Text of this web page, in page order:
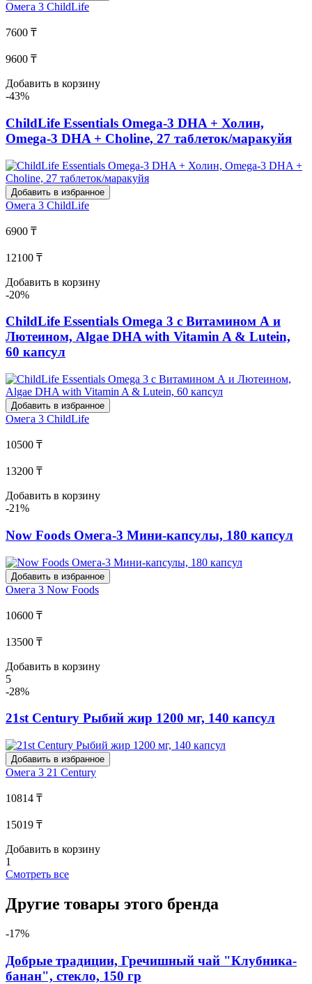
Омега 3 ChildLife
7600 ₸
9600 ₸
Добавить в корзину
-43%
ChildLife Essentials Omega-3 DHA + Холин,
Omega-3 DHA + Choline, 27 таблеток/маракуйя
Добавить в избранное
Омега 3 ChildLife
6900 ₸
12100 ₸
Добавить в корзину
-20%
ChildLife Essentials Omega 3 с Витамином А и
Лютеином, Algae DHA with Vitamin A & Lutein,
60 капсул
Добавить в избранное
Омега 3 ChildLife
10500 ₸
13200 ₸
Добавить в корзину
-21%
Now Foods Омега-3 Мини-капсулы, 180 капсул
Добавить в избранное
Омега 3 Now Foods
10600 ₸
13500 ₸
Добавить в корзину
5
-28%
21st Century Рыбий жир 1200 мг, 140 капсул
Добавить в избранное
Омега 3 21 Century
10814 ₸
15019 ₸
Добавить в корзину
1
Смотреть все
Другие товары этого бренда
-17%
Добрые традиции, Гречишный чай "Клубника-
банан", стекло, 150 гр